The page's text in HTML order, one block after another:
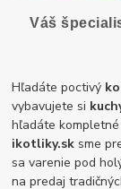
Váš
Hľadáte poctivý
vybavujete si
hľadáte
ikotliky.sk sme
sa varenie pod
na predaj